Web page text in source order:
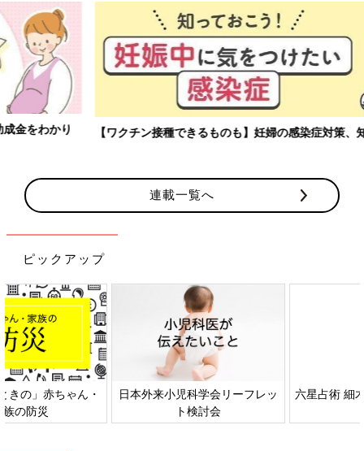
【ワクチン接種できるものも】妊婦の感染症対策、知っておいて！
連載一覧へ
ピックアップ
日本外来小児科学会リーフレッ
六星占術 細木かおりさんの人生